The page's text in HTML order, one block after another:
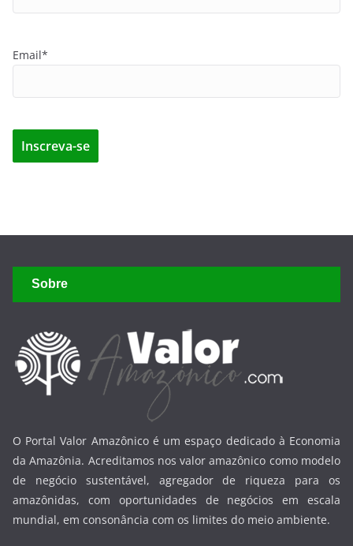
Email*
Sobre
O Portal Valor Amazônico é um espaço dedicado à Economia
da Amazônia. Acreditamos nos valor amazônico como modelo
de negócio sustentável, agregador de riqueza para os
amazônidas, com oportunidades de negócios em escala
mundial, em consonância com os limites do meio ambiente.